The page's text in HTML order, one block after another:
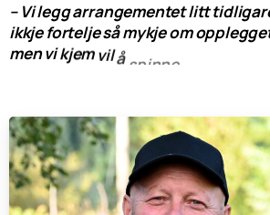
– Vileggarrangementetlitt
ikkje forteljesåmykjeom
menvikjem vil å spinne